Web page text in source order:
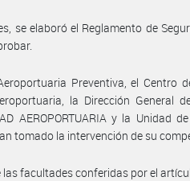
se elaboró el Reglamento de
Preventiva, el Centro
la Dirección General
AEROPORTUARIA y la Unidad
tomado la intervención de su
facultades conferidas por el